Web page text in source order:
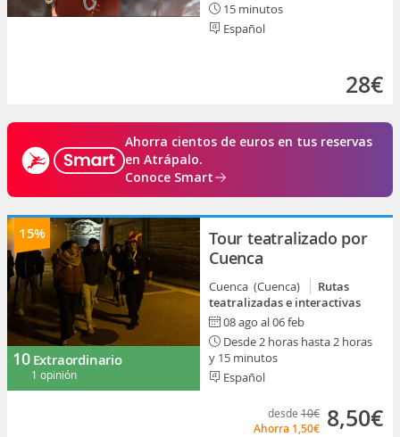
15 minutos
Español
28€
Ahorra cientos de euros en tus reservas
en Atrápalo.
Conoce Smart
15%
10 Extraordinario
1 opinión
Tour teatralizado por
Cuenca
Cuenca (Cuenca)
Rutas
teatralizadas e interactivas
08 ago al 06 feb
Desde 2 horas hasta 2 horas
y 15 minutos
Español
desde 10€
Ahorra 1,50€ 8,50€